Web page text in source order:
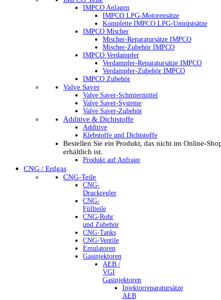
IMPCO Anlagen
IMPCO LPG-Motorensätze
Komplette IMPCO LPG-Umrüstsätze
IMPCO Mischer
Mischer-Reparatursätze IMPCO
Mischer-Zubehör IMPCO
IMPCO Verdampfer
Verdampfer-Reparatursätze IMPCO
Verdampfer-Zubehör IMPCO
IMPCO Zubehör
Valve Saver
Valve Saver-Schmiermittel
Valve Saver-Systeme
Valve Saver-Zubehör
Additive & Dichtstoffe
Additive
Klebstoffe und Dichtstoffe
Bestellen Sie ein Produkt, das nicht im Online-
erhältlich ist.
Produkt auf Anfrage
CNG / Erdgas
CNG-Teile
CNG-
Druckregler
CNG-
Füllteile
CNG-Rohr
und Zubehör
CNG-Tanks
CNG-Ventile
Emulatoren
Gasinjektoren
AEB /
VGI
Gasinjektoren
Injektorreparatursätze
AEB